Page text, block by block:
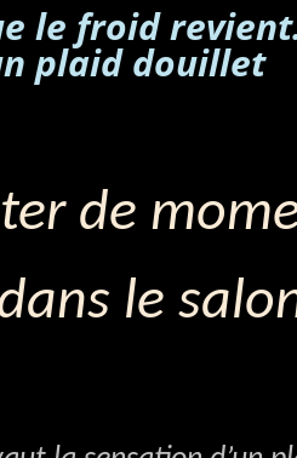
le froid
plaid douillet
de
le